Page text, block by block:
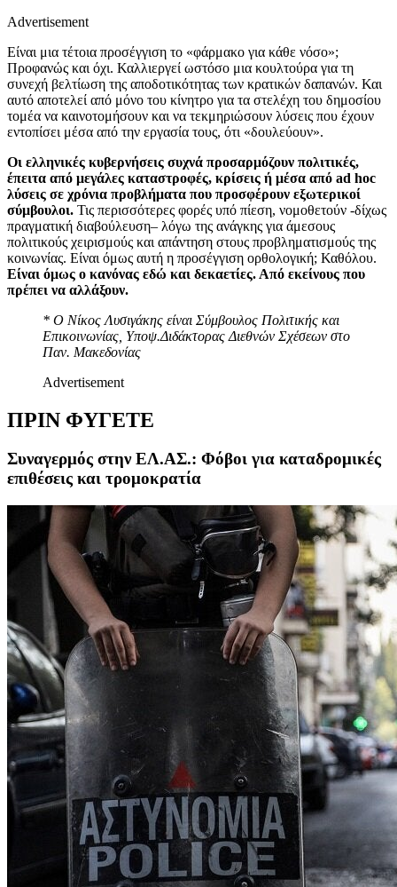
Advertisement
Είναι μια τέτοια προσέγγιση το «φάρμακο για κάθε νόσο»;
Προφανώς και όχι. Καλλιεργεί ωστόσο μια κουλτούρα για τη
συνεχή βελτίωση της αποδοτικότητας των κρατικών δαπανών. Και
αυτό αποτελεί από μόνο του κίνητρο για τα στελέχη του δημοσίου
τομέα να καινοτομήσουν και να τεκμηριώσουν λύσεις που έχουν
εντοπίσει μέσα από την εργασία τους, ότι «δουλεύουν».
Οι ελληνικές κυβερνήσεις συχνά προσαρμόζουν πολιτικές,
έπειτα από μεγάλες καταστροφές, κρίσεις ή μέσα από ad hoc
λύσεις σε χρόνια προβλήματα που προσφέρουν εξωτερικοί
σύμβουλοι. Τις περισσότερες φορές υπό πίεση, νομοθετούν -δίχως
πραγματική διαβούλευση– λόγω της ανάγκης για άμεσους
πολιτικούς χειρισμούς και απάντηση στους προβληματισμούς της
κοινωνίας. Είναι όμως αυτή η προσέγγιση ορθολογική; Καθόλου.
Είναι όμως ο κανόνας εδώ και δεκαετίες. Από εκείνους που
πρέπει να αλλάξουν.
* Ο Νίκος Λυσιγάκης είναι Σύμβουλος Πολιτικής και
Επικοινωνίας, Υποψ.Διδάκτορας Διεθνών Σχέσεων στο
Παν. Μακεδονίας
Advertisement
ΠΡΙΝ ΦΥΓΕΤΕ
Συναγερμός στην ΕΛ.ΑΣ.: Φόβοι για καταδρομικές
επιθέσεις και τρομοκρατία